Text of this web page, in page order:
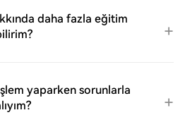
daha fazla eğitim
yaparken sorunlarla